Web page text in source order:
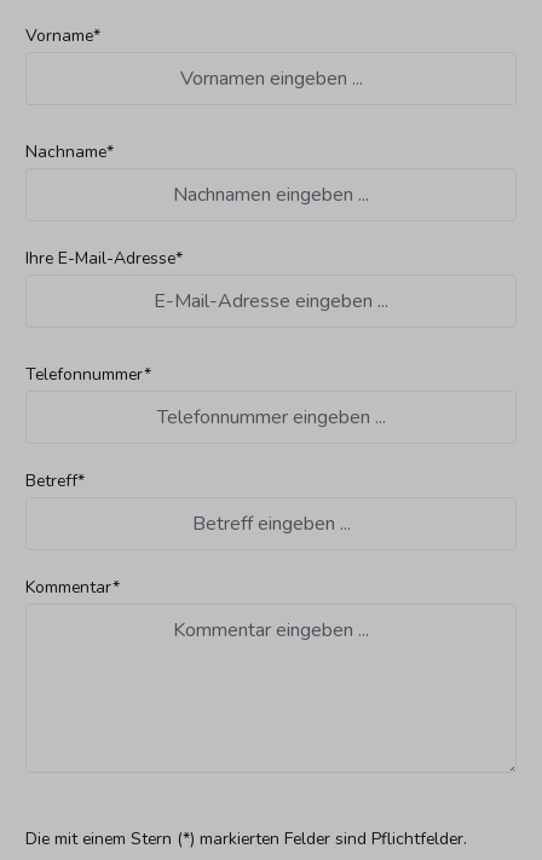
Vorname*
Nachname*
Ihre E-Mail-Adresse*
Telefonnummer*
Betreff*
Kommentar*
Die mit einem Stern (*) markierten Felder sind Pflichtfelder.